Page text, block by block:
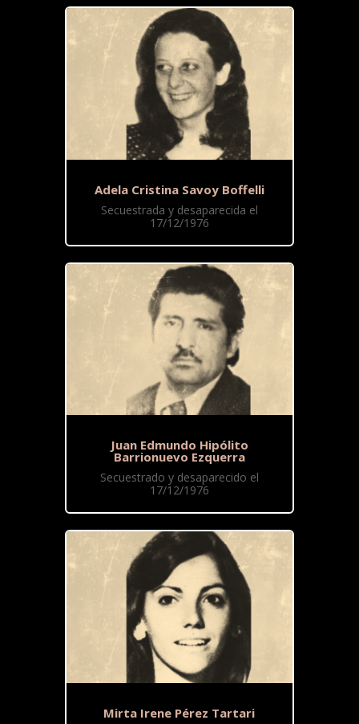
Adela Cristina Savoy Boffelli
Secuestrada y desaparecida el
17/12/1976
Juan Edmundo Hipólito
Barrionuevo Ezquerra
Secuestrado y desaparecido el
17/12/1976
Mirta Irene Pérez Tartari